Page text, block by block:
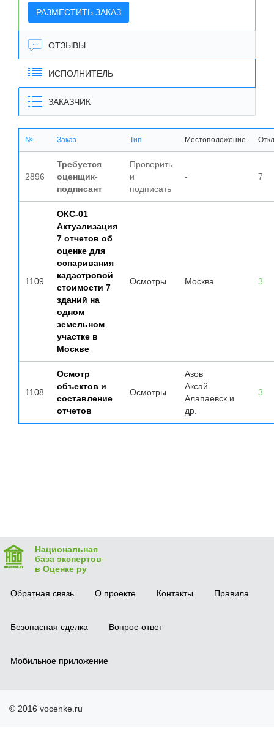
РАЗМЕСТИТЬ ЗАКАЗ
ОТЗЫВЫ
ИСПОЛНИТЕЛЬ
ЗАКАЗЧИК
№ Заказ Тип Местоположение
2896
Требуется
оценщик-
подписант
Проверить
и
подписать
- 7
1109
ОКС-01
Актуализация
7 отчетов об
оценке для
оспаривания
кадастровой
стоимости 7
зданий на
одном
земельном
участке в
Москве
Осмотры Москва 3
1108
Осмотр
объектов и
составление
отчетов
Осмотры
Азов
Аксай
Алапаевск и
др.
3
Национальная
база экспертов
в Оценке ру
Обратная связь О проекте Контакты Правила
Безопасная сделка Вопрос-ответ
Мобильное приложение
© 2016 vocenke.ru